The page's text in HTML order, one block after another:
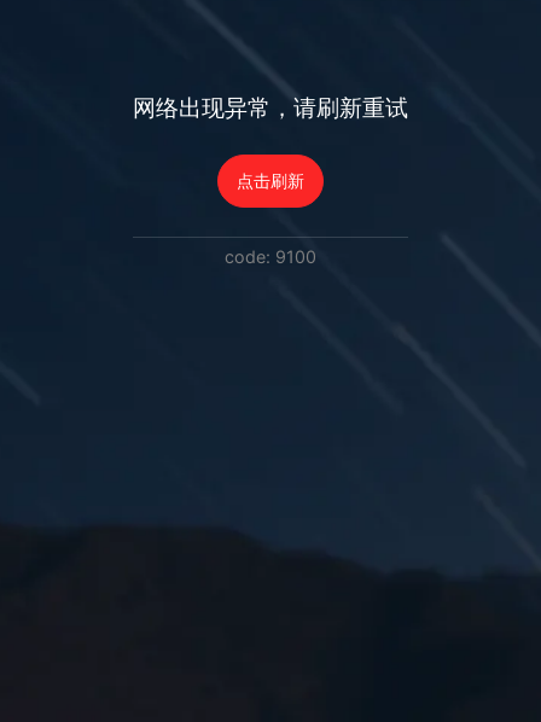
网络出现异常，请刷新重试
点击刷新
code: 9100